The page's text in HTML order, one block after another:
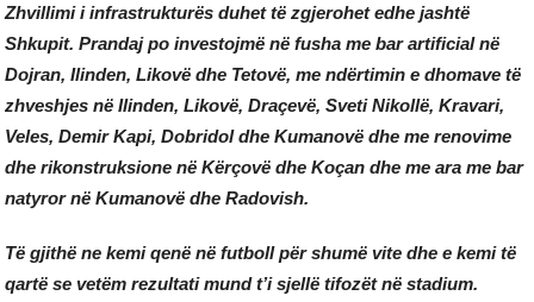
Zhvillimi i infrastrukturës duhet të zgjerohet edhe jashtë
Shkupit. Prandaj po investojmë në fusha me bar artificial në
Dojran, Ilinden, Likovë dhe Tetovë, me ndërtimin e dhomave të
zhveshjes në Ilinden, Likovë, Draçevë, Sveti Nikollë, Kravari,
Veles, Demir Kapi, Dobridol dhe Kumanovë dhe me renovime
dhe rikonstruksione në Kërçovë dhe Koçan dhe me ara me bar
natyror në Kumanovë dhe Radovish.
Të gjithë ne kemi qenë në futboll për shumë vite dhe e kemi të
qartë se vetëm rezultati mund t’i sjellë tifozët në stadium.